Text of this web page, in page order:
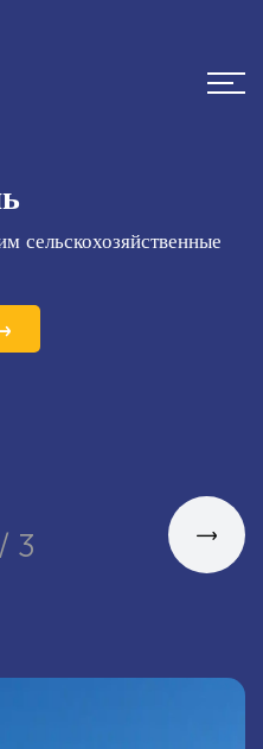
сельскохозяйственные
/ 3